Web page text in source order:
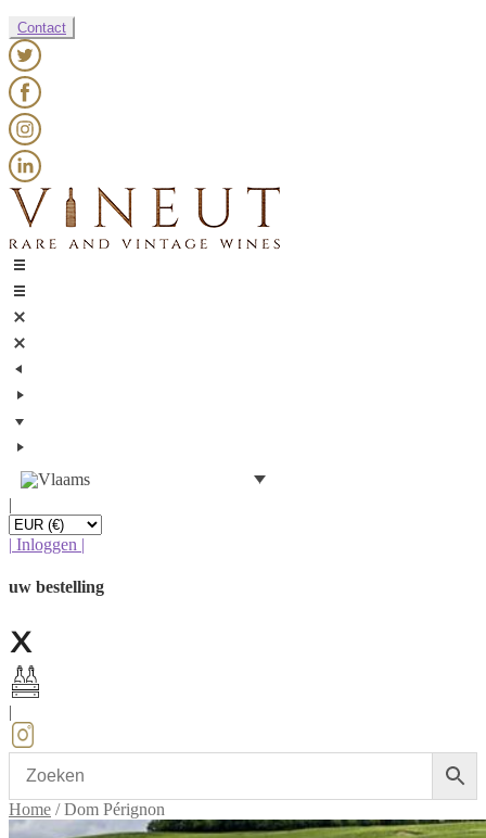
Contact
|
| Inloggen |
uw bestelling
|
Home /Dom Pérignon